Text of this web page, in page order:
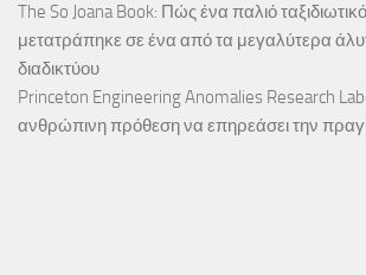
The So Joana Book: Πώς ένα παλιό
μετατράπηκε σε ένα από τα μεγαλύτερα
διαδικτύου
Princeton Engineering Anomalies Research
ανθρώπινη πρόθεση να επηρεάσει την